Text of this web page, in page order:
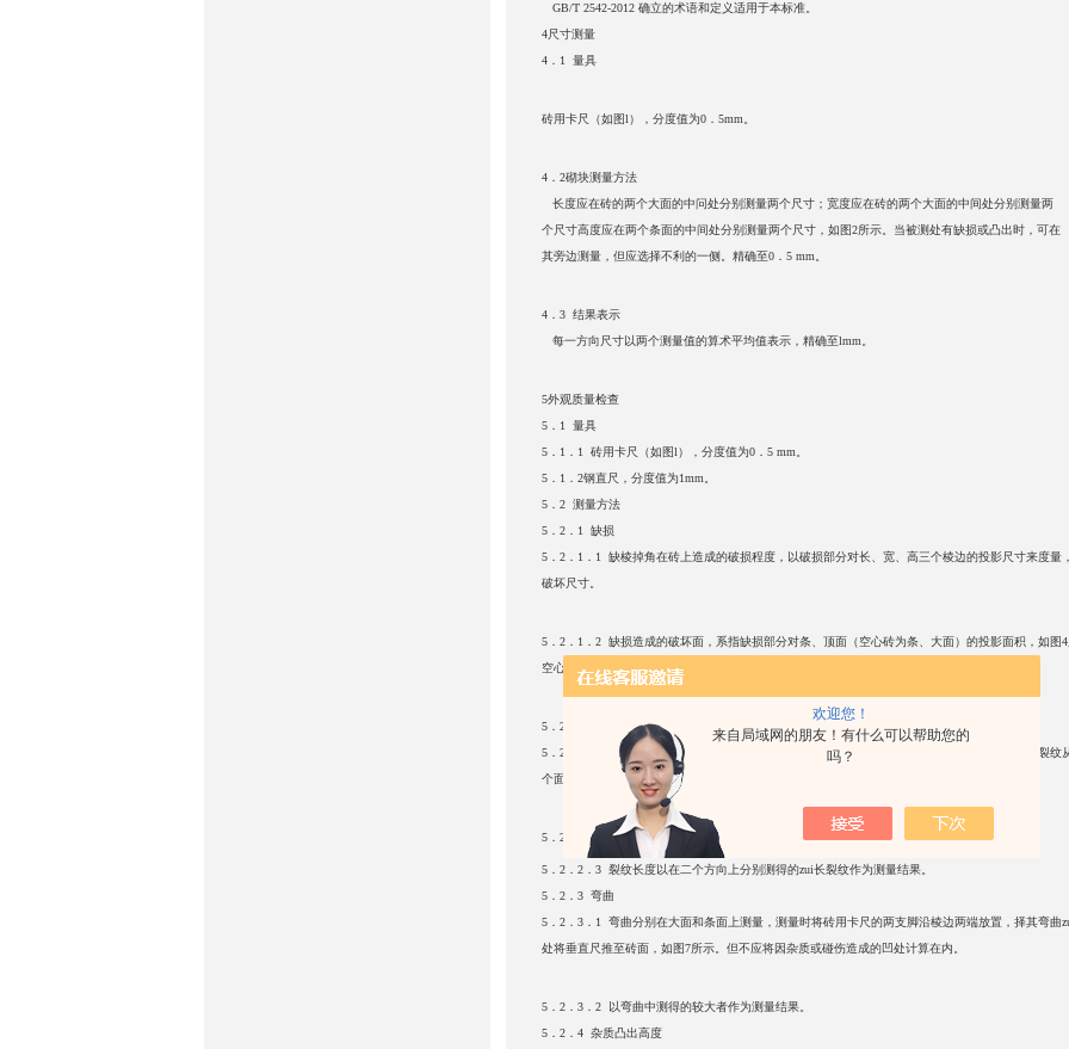
欢迎您！
来自局域网的朋友！有什么可以帮助您的
吗？
GB/T 2542-2012 确立的术语和定义适用于本标准。
4尺寸测量
4．1 量具
砖用卡尺（如图l），分度值为0．5mm。
4．2砌块测量方法
长度应在砖的两个大面的中问处分别测量两个尺寸；宽度应在砖的两个大面的中间处分别测量两
个尺寸高度应在两个条面的中间处分别测量两个尺寸，如图2所示。当被测处有缺损或凸出时，可在
其旁边测量，但应选择不利的一侧。精确至0．5 mm。
4．3 结果表示
每一方向尺寸以两个测量值的算术平均值表示，精确至lmm。
5外观质量检查
5．1 量具
5．1．1 砖用卡尺（如图l），分度值为0．5 mm。
5．1．2钢直尺，分度值为1mm。
5．2 测量方法
5．2．1 缺损
5．2．1．1 缺棱掉角在砖上造成的破损程度，以破损部分对长、宽、高三个棱边的投影尺寸来度量
破坏尺寸。
5．2．1．2 缺损造成的破坏面，系指缺损部分对条、顶面（空心砖为条、大面）的投影面积，如图
空心砖内壁残缺及肋残缺尺寸，以长度方向的投影尺寸来度量。
5．2．2 裂纹
5．2．2．1 裂纹分为长度方向、宽度方向和水平方向三种，以被测方向的投影长度表示。如果裂纹
个面延伸至其它面上时，则累计其延伸的投影长度，如图5所示。
5．2．2．2 多孔砖的孔洞与裂纹相通时，则将孔洞包括在裂纹内一并测量。
5．2．2．3 裂纹长度以在二个方向上分别测得的zui长裂纹作为测量结果。
5．2．3 弯曲
5．2．3．1 弯曲分别在大面和条面上测量，测量时将砖用卡尺的两支脚沿棱边两端放置，择其弯曲
处将垂直尺推至砖面，如图7所示。但不应将因杂质或碰伤造成的凹处计算在内。
5．2．3．2 以弯曲中测得的较大者作为测量结果。
5．2．4 杂质凸出高度